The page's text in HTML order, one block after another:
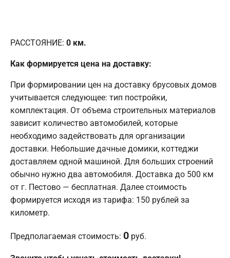
РАССТОЯНИЕ: 0 км.
Как формируется цена на доставку:
При формировании цен на доставку брусовых домов
учитывается следующее: тип постройки,
комплектация. От объема строительных материалов
зависит количество автомобилей, которые
необходимо задействовать для организации
доставки. Небольшие дачные домики, коттеджи
доставляем одной машиной. Для больших строений
обычно нужно два автомобиля. Доставка до 500 км
от г. Пестово — бесплатная. Далее стоимость
формируется исходя из тарифа: 150 рублей за
километр.
Предполагаемая стоимость: 0 руб.